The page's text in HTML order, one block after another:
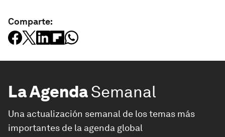
Comparte:
La AgendaSemanal
Una actualización semanal de los temas más
importantes de la agenda global